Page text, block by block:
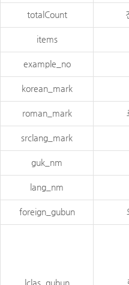
totalCount
items
example_no
korean_mark
roman_mark
srclang_mark
guk_nm
lang_nm
foreign_gubun
lclas_gubun